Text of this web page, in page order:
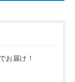
お届け！